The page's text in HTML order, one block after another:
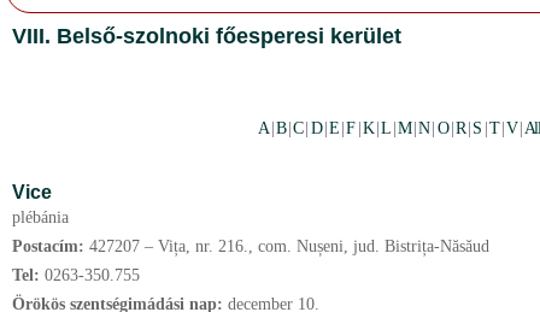
VIII. Belső-szolnoki főesperesi kerület
A B |C D |E |F K |L M |N O R S T |V All
Vice
plébánia
Postacím: 427207 – Vița, nr. 216., com. Nușeni, jud. Bistrița-Năsăud
Tel: 0263-350.755
Örökös szentségimádási nap: december 10.